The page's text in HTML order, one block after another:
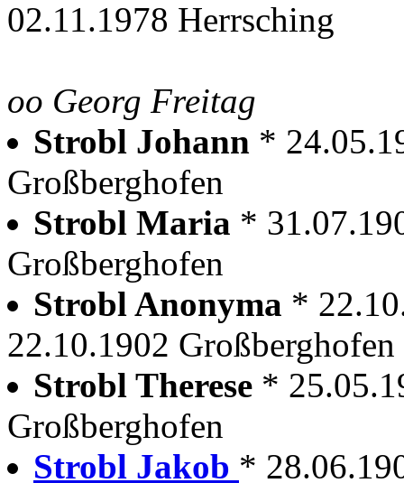
02.11.1978 Herrsching
oo Georg Freitag
Strobl Johann *
Großberghofen
Strobl Maria *
Großberghofen
Strobl Anonyma *
22.10.1902 Großberghofen
Strobl Therese *
Großberghofen
Strobl Jakob *